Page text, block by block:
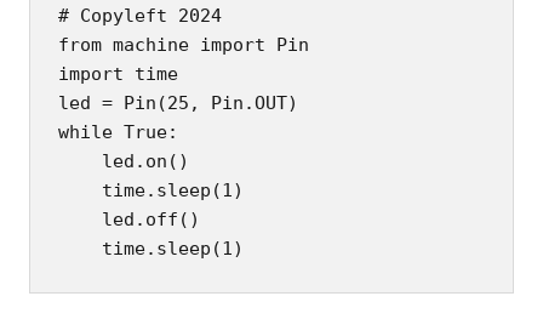
# Copyleft 2024
from machine import Pin
import time
led = Pin(25, Pin.OUT)
while True:
    led.on()
    time.sleep(1)
    led.off()
    time.sleep(1)